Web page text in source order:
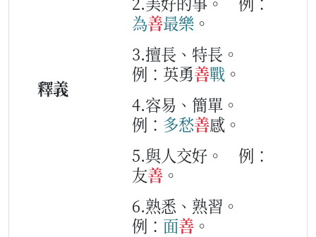
釋義
為善最樂 。
3.擅長、特長。
例：英勇善戰 。
4.容易、簡單。
例： 多愁善感。
5.與人交好。
例：
友善 。
6.熟悉、熟習。
例： 面善 。